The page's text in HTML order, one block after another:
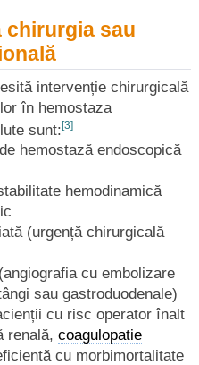
chirurgia sau
intervenție chirurgicală
în hemostaza
sunt: [3]
hemostază endoscopică
hemodinamică
(urgență chirurgicală
cu embolizare
sau gastroduodenale)
cu risc operator înalt
renală, coagulopatie
cu morbimortalitate